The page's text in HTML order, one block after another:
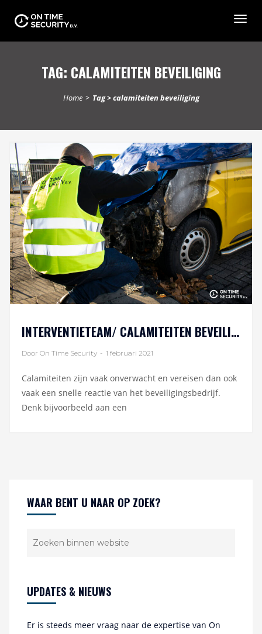
TAG: CALAMITEITEN BEVEILIGING
Home > Tag > calamiteiten beveiliging
INTERVENTIETEAM/ CALAMITEITEN BEVEILIGING
Door On Time Security - 1 februari 2021
Calamiteiten zijn vaak onverwacht en vereisen dan ook
vaak een snelle reactie van het beveiligingsbedrijf.
Denk bijvoorbeeld aan een
WAAR BENT U NAAR OP ZOEK?
UPDATES & NIEUWS
Er is steeds meer vraag naar de expertise van On